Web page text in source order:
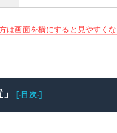
は画面を横にすると見やすくな
[-目次-]